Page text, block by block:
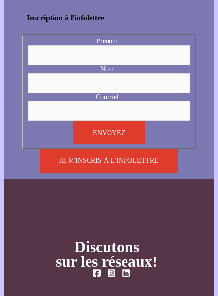
Inscription à l'infolettre
Prénom :
Nom :
Courriel :
JE M'INSCRIS À L'INFOLETTRE
Discutons
sur les réseaux!